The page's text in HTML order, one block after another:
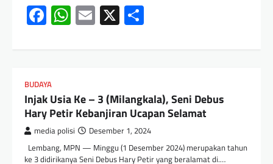
Facebook
WhatsApp
Email
X
BUDAYA
Injak Usia Ke – 3 (Milangkala), Seni Debus
Hary Petir Kebanjiran Ucapan Selamat
media polisi Desember 1, 2024
Lembang, MPN — Minggu (1 Desember 2024) merupakan tahun
ke 3 didirikanya Seni Debus Hary Petir yang beralamat di.…